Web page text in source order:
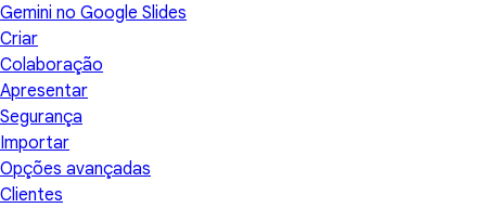
Gemini no Google Slides
Criar
Colaboração
Apresentar
Segurança
Importar
Opções avançadas
Clientes